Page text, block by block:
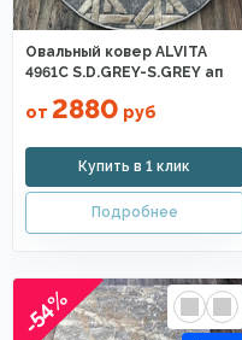
Овальный ковер ALVITA
4961C S.D.GREY-S.GREY ап
от 2880 руб
-54%